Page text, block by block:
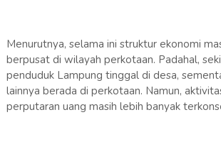
Menurutnya, selama ini struktur ekonomi
berpusat di wilayah perkotaan. Padahal,
penduduk Lampung tinggal di desa,
lainnya berada di perkotaan. Namun,
perputaran uang masih lebih banyak